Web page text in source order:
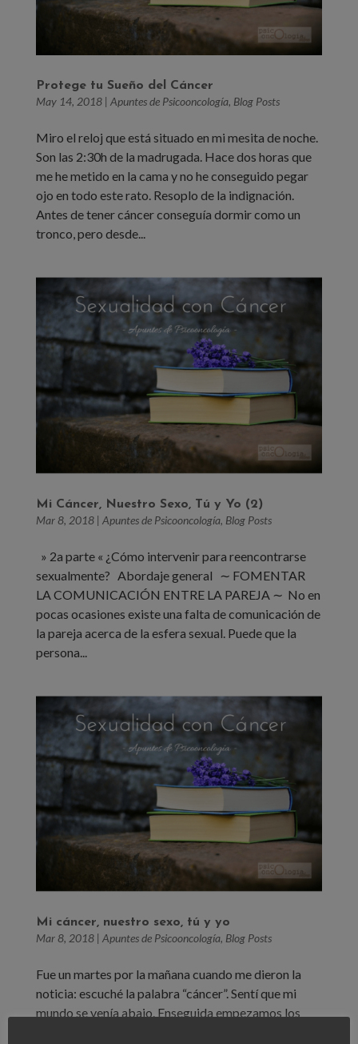
Protege tu Sueño del Cáncer
May 14, 2018| Apuntes de Psicooncología, Blog Posts
Miro el reloj que está situado en mi mesita de noche.
Son las 2:30h de la madrugada. Hace dos horas que
me he metido en la cama y no he conseguido pegar
ojo en todo este rato. Resoplo de la indignación.
Antes de tener cáncer conseguía dormir como un
tronco, pero desde...
Mi Cáncer, Nuestro Sexo, Tú y Yo (2)
Mar 8, 2018| Apuntes de Psicooncología, Blog Posts
» 2a parte « ¿Cómo intervenir para reencontrarse
sexualmente? Abordaje general ∼ FOMENTAR
LA COMUNICACIÓN ENTRE LA PAREJA ∼ No en
pocas ocasiones existe una falta de comunicación de
la pareja acerca de la esfera sexual. Puede que la
persona...
Mi cáncer, nuestro sexo, tú y yo
Mar 8, 2018| Apuntes de Psicooncología, Blog Posts
Fue un martes por la mañana cuando me dieron la
noticia: escuché la palabra “cáncer”. Sentí que mi
mundo se venía abajo. Enseguida empezamos los